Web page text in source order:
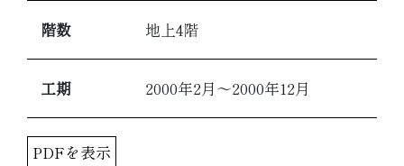
階数 地上4階
工期 2000年2月～2000年12月
PDFを表示